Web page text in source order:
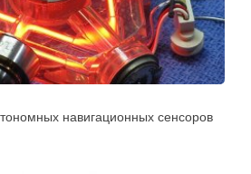
навигационных сенсоров